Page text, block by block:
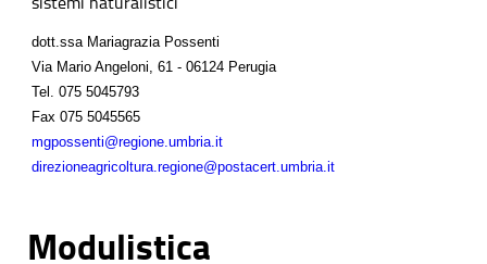
dott.ssa Mariagrazia Possenti
Via Mario Angeloni, 61 - 06124 Perugia
Tel.
075 5045793
Fax 075 5045565
mgpossenti@regione.umbria.it
direzioneagricoltura.regione@postacert.umbria.it
Modulistica